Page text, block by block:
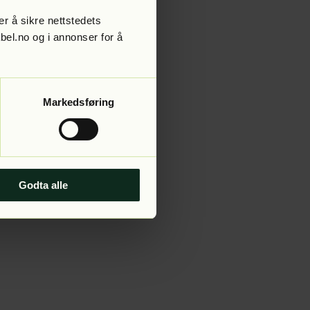
å sikre nettstedets
og i annonser for å
Markedsføring
Godta alle